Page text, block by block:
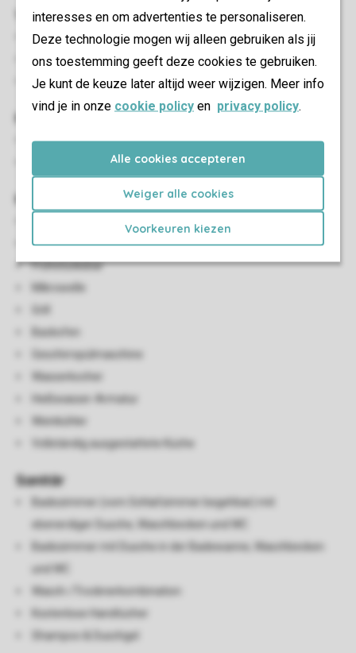
interesses en om advertenties te personaliseren.
Deze technologie mogen wij alleen gebruiken als jij
ons toestemming geeft deze cookies te gebruiken.
Je kunt de keuze later altijd weer wijzigen. Meer info
vind je in onze cookie policy en privacy policy.
Alle cookies accepteren
Weiger alle cookies
Voorkeuren kiezen
Wohn-/Esszimmer
Sitzecke
Essecke
Smart-TV
Kinder-Einrichtungen
Kinderbett (auf Anfrage, keine Bettwäsche buchbar)
Kinderhochstuhl (auf Anfrage)
Toaster
Frühstücksbar
Mikrowelle
Backofen
Geschirrspülmaschine
Wasserkocher
Heißwasser-Armatur
Weinkühler
Vollständig ausgestattete Küche
Sanitär
Badezimmer (vom Schlafzimmer begehbar) mit
ebenerdiger Dusche, Waschbecken und WC
Badezimmer mit Dusche in der Badewanne, Waschbecken
und WC
Wasch-/Trocknerkombination
Kostenlose Handtücher
Shampoo & Duschgel